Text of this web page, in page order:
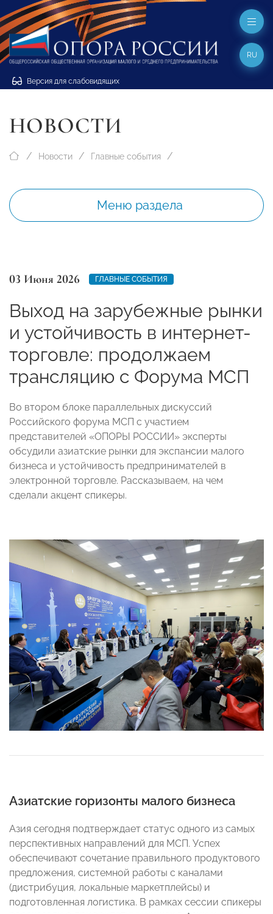
Версия для слабовидящих
RU
НОВОСТИ
Новости Главные события
Меню раздела
03 Июня 2026 ГЛАВНЫЕ СОБЫТИЯ
Выход на зарубежные рынки
и устойчивость в интернет-
торговле: продолжаем
трансляцию с Форума МСП
Во втором блоке параллельных дискуссий
Российского форума МСП с участием
представителей «ОПОРЫ РОССИИ» эксперты
обсудили азиатские рынки для экспансии малого
бизнеса и устойчивость предпринимателей в
электронной торговле. Рассказываем, на чем
сделали акцент спикеры.
Азиатские горизонты малого бизнеса
Азия сегодня подтверждает статус одного из самых
перспективных направлений для МСП. Успех
обеспечивают сочетание правильного продуктового
предложения, системной работы с каналами
(дистрибуция, локальные маркетплейсы) и
подготовленная логистика. В рамках сессии спикеры